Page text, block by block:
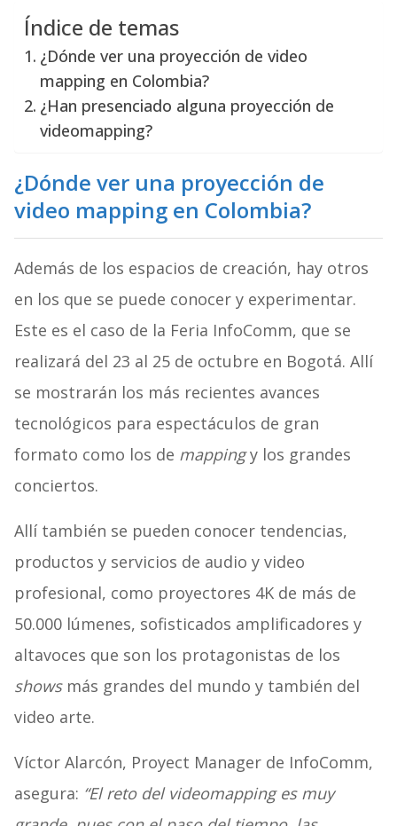
Índice de temas
¿Dónde ver una proyección de video
mapping en Colombia?
¿Han presenciado alguna proyección de
videomapping?
¿Dónde ver una proyección de
video mapping en Colombia?
Además de los espacios de creación, hay otros
en los que se puede conocer y experimentar.
Este es el caso de la Feria InfoComm, que se
realizará del 23 al 25 de octubre en Bogotá. Allí
se mostrarán los más recientes avances
tecnológicos para espectáculos de gran
formato como los de mappingy los grandes
conciertos.
Allí también se pueden conocer tendencias,
productos y servicios de audio y video
profesional, como proyectores 4K de más de
50.000 lúmenes, sofisticados amplificadores y
altavoces que son los protagonistas de los
showsmás grandes del mundo y también del
video arte.
Víctor Alarcón, Proyect Manager de InfoComm,
asegura: “El reto del videomapping es muy